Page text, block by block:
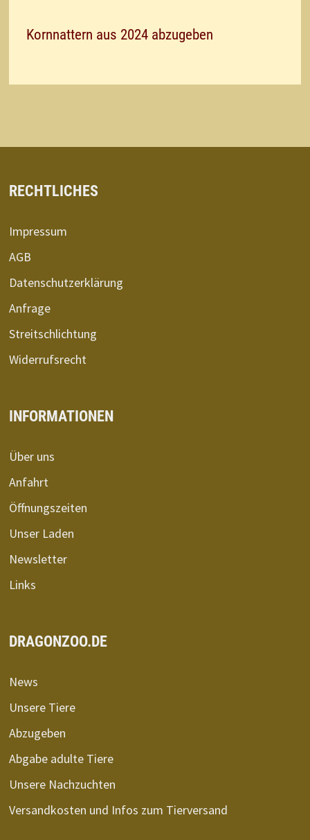
Kornnattern aus 2024 abzugeben
RECHTLICHES
Impressum
AGB
Datenschutzerklärung
Anfrage
Streitschlichtung
Widerrufsrecht
INFORMATIONEN
Über uns
Anfahrt
Öffnungszeiten
Unser Laden
Newsletter
Links
DRAGONZOO.DE
News
Unsere Tiere
Abzugeben
Abgabe adulte Tiere
Unsere Nachzuchten
Versandkosten und Infos zum Tierversand